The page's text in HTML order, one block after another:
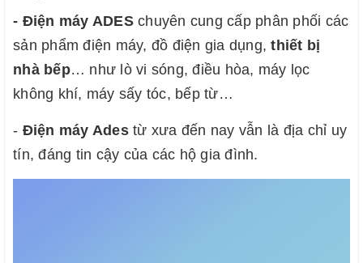
- Điện máy ADESchuyên cung cấp phân phối các
sản phẩm điện máy, đồ điện gia dụng,thiết bị
nhà bếp… như lò vi sóng, điều hòa, máy lọc
không khí, máy sấy tóc, bếp từ…
- Điện máy Adestừ xưa đến nay vẫn là địa chỉ uy
tín, đáng tin cậy của các hộ gia đình.